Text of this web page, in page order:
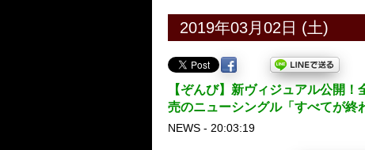
2019年03月02日 (土)
【ぞんび】新ヴィジュアル公開
売のニューシングル「すべてが終
NEWS - 20:03:19